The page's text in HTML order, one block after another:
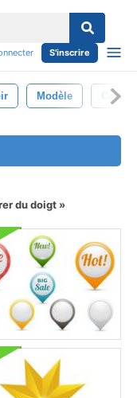
S'inscrire
Modèle
du doigt